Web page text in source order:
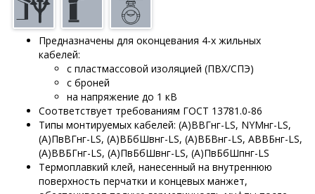
Предназначены для оконцевания 4-х жильных
кабелей:
с пластмассовой изоляцией (ПВХ/СПЭ)
с броней
на напряжение до 1 кВ
Соответствует требованиям ГОСТ 13781.0-86
Типы монтируемых кабелей: (А)ВВГнг-LS, NYMнг-LS,
(А)ПвВГнг-LS, (А)ВБбШвнг-LS, (А)ВБВнг-LS, АВВБнг-LS,
(А)ВВБГнг-LS, (А)ПвБбШвнг-LS, (А)ПвБбШпнг-LS
Термоплавкий клей, нанесенный на внутреннюю
поверхность перчатки и концевых манжет,